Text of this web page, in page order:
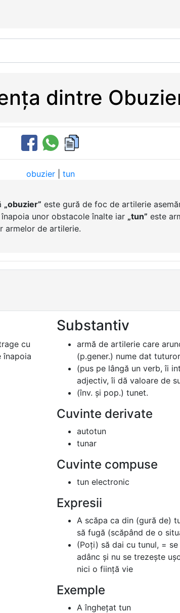
dintre
obuzier tun
„obuzier” este gură de foc de artilerie
unor obstacole înalte iar „tun” este
armelor de artilerie.
cu
Substantiv
armă de artilerie care
(p.gener.) nume dat
(pus pe lângă un verb, îi
adjectiv, îi dă valoare de
(înv. și pop.) tunet.
Cuvinte derivate
autotun
tunar
Cuvinte compuse
tun electronic
Expresii
A scăpa ca din (gură de)
să fugă (scăpând de o
(Poți) să dai cu tunul, =
adânc și nu se trezește
nici o ființă vie
Exemple
A înghețat tun